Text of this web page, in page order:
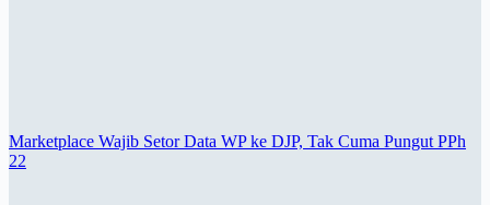
Marketplace Wajib Setor Data WP ke DJP, Tak Cuma Pungut PPh
22